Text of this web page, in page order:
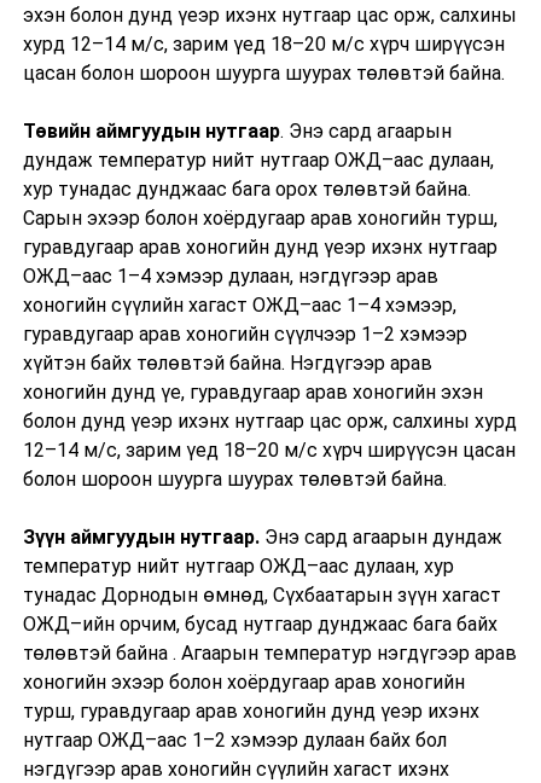
эхэн болон дунд үеэр ихэнх нутгаар цас орж, салхины
хурд 12–14 м/с, зарим үед 18–20 м/с хүрч ширүүсэн
цасан болон шороон шуурга шуурах төлөвтэй байна.
Төвийн аймгуудын нутгаар. Энэ сард агаарын
дундаж температур нийт нутгаар ОЖД–аас дулаан,
хур тунадас дунджаас бага орох төлөвтэй байна.
Сарын эхээр болон хоёрдугаар арав хоногийн турш,
гуравдугаар арав хоногийн дунд үеэр ихэнх нутгаар
ОЖД–аас 1–4 хэмээр дулаан, нэгдүгээр арав
хоногийн сүүлийн хагаст ОЖД–аас 1–4 хэмээр,
гуравдугаар арав хоногийн сүүлчээр 1–2 хэмээр
хүйтэн байх төлөвтэй байна. Нэгдүгээр арав
хоногийн дунд үе, гуравдугаар арав хоногийн эхэн
болон дунд үеэр ихэнх нутгаар цас орж, салхины хурд
12–14 м/с, зарим үед 18–20 м/с хүрч ширүүсэн цасан
болон шороон шуурга шуурах төлөвтэй байна.
Зүүн аймгуудын нутгаар.Энэ сард агаарын дундаж
температур нийт нутгаар ОЖД–аас дулаан, хур
тунадас Дорнодын өмнөд, Сүхбаатарын зүүн хагаст
ОЖД–ийн орчим, бусад нутгаар дунджаас бага байх
төлөвтэй байна . Агаарын температур нэгдүгээр арав
хоногийн эхээр болон хоёрдугаар арав хоногийн
турш, гуравдугаар арав хоногийн дунд үеэр ихэнх
нутгаар ОЖД–аас 1–2 хэмээр дулаан байх бол
нэгдүгээр арав хоногийн сүүлийн хагаст ихэнх